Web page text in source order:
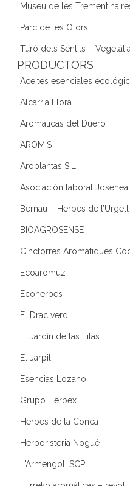
Museu de les
Parc de les Olors
Turó dels Sentits – Vegetàlia
PRODUCTORS
Aceites esenciales
Alcarria Flora
Aromáticas del Duero
AROMIS
Aroplantas S.L.
Asociación laboral Josenea
Bernau – Herbes de l’Urgell
BIOAGROSENSE
Cinctorres Aromàtiques
Ecoaromuz
Ecoherbes
El Drac verd
El Jardín de las Lilas
El Jarpil
Esencias Lozano
Grupo Herbex
Herbes de la Conca
Herboristeria Nogué
L'Armengol, SCP